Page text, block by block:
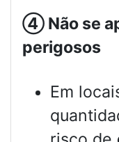
④ Não se
perigosos
Em